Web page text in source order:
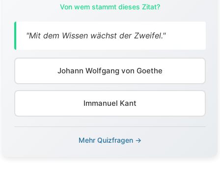
Von wem stammt dieses Zitat?
"Mit dem Wissen wächst der Zweifel."
Johann Wolfgang von Goethe
Immanuel Kant
Mehr Quizfragen →